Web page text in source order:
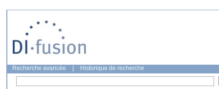
Recherche avancée Historique de recherche